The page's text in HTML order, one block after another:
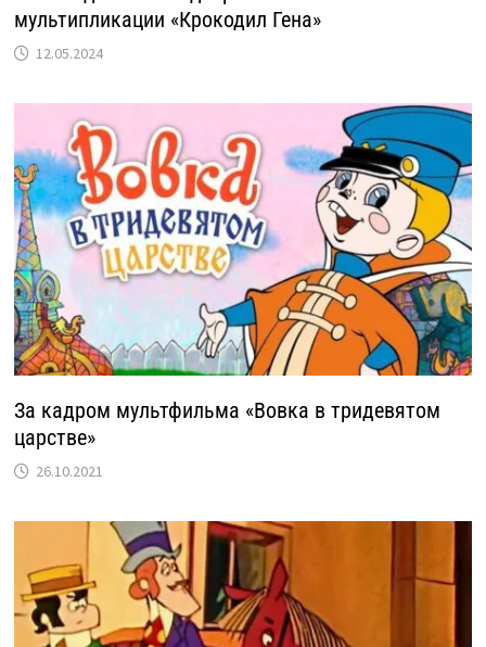
мультипликации «Крокодил Гена»
12.05.2024
За кадром мультфильма «Вовка в тридевятом
царстве»
26.10.2021